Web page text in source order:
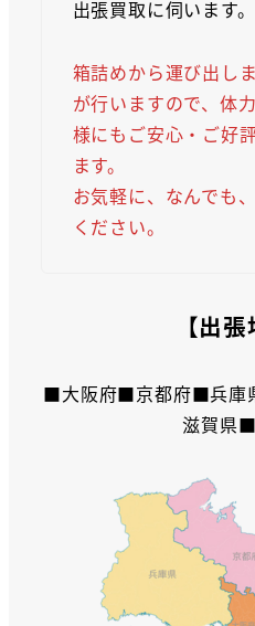
出張買取に伺います。
箱詰めから運び出し
が行いますので、体
様にもご安心・ご好
ます。
お気軽に、なんでも
ください。
【出張
■大阪府■京都府■兵
滋賀県